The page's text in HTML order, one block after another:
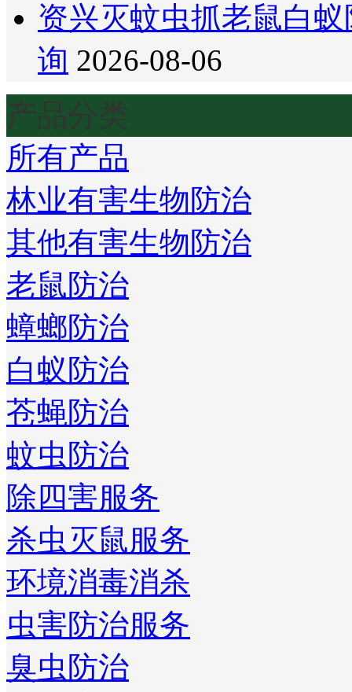
资兴灭蚊虫抓老鼠白
询 2026-08-06
产品分类
所有产品
林业有害生物防治
其他有害生物防治
老鼠防治
蟑螂防治
白蚁防治
苍蝇防治
蚊虫防治
除四害服务
杀虫灭鼠服务
环境消毒消杀
虫害防治服务
臭虫防治